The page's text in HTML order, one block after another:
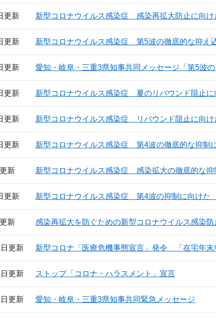
更新 新型コロナウイルス感染症 感染再拡大防止に向
更新 新型コロナウイルス感染症 第5波の徹底的な抑え
更新 愛知・岐阜・三重3県知事共同メッセージ「第5波
更新 新型コロナウイルス感染症 夏のリバウンド阻止
更新 新型コロナウイルス感染症 リバウンド阻止に向
更新 新型コロナウイルス感染症 第4波の徹底的な抑制
新 新型コロナウイルス感染症 感染拡大の徹底的な
更新 新型コロナウイルス感染症 第4波の抑制に向けた
新 感染再拡大を防ぐための新型コロナウイルス感染
更新 新型コロナ「医療危機事態宣言」発令 「在宅年末
更新 ストップ「コロナ・ハラスメント」宣言
更新 愛知・岐阜・三重3県知事共同緊急メッセージ